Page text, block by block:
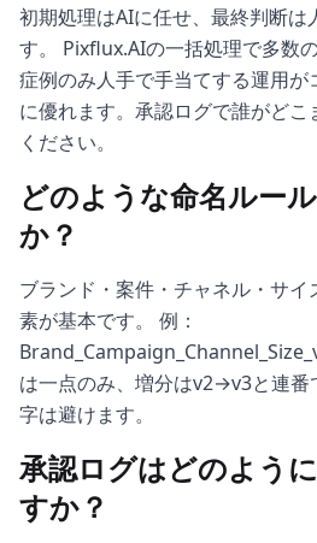
初期処理はAIに任せ、最終判断は
す。 Pixflux.AIの一括処理で多数
症例のみ人手で手当てする運用が
に優れます。承認ログで誰がど
ください。
どのような命名ルー
か？
ブランド・案件・チャネル・サ
素が基本です。 例：
は一点のみ、増分はv2→v3と連番
字は避けます。
承認ログはどのよう
すか？